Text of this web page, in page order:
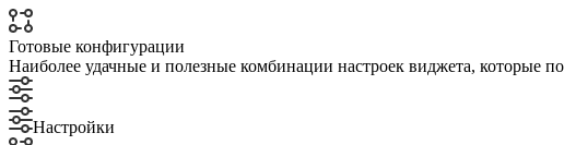
Готовые конфигурации
Наиболее удачные и полезные комбинации настроек виджета, которые
Настройки